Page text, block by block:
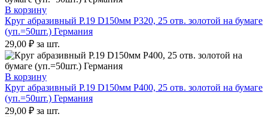
В корзину
Круг абразивный P.19 D150мм P320, 25 отв. золотой на бумаге
(уп.=50шт.) Германия
29,00 ₽ за шт.
В корзину
Круг абразивный P.19 D150мм P400, 25 отв. золотой на бумаге
(уп.=50шт.) Германия
29,00 ₽ за шт.